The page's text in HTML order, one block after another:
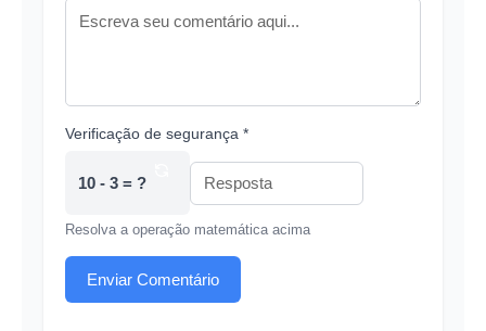
Verificação de segurança *
10 - 3 = ?
Resolva a operação matemática acima
Enviar Comentário